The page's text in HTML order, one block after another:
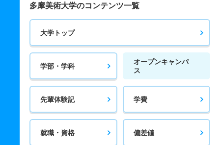
多摩美術大学のコンテンツ一覧
大学トップ
学部・学科
オープンキャンパ
ス
先輩体験記 学費
就職・資格 偏差値